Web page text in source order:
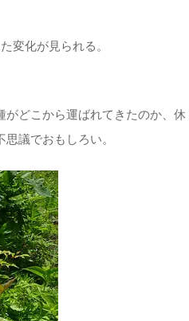
変化が見られる。
どこから運ばれてきたのか、休
議でおもしろい。